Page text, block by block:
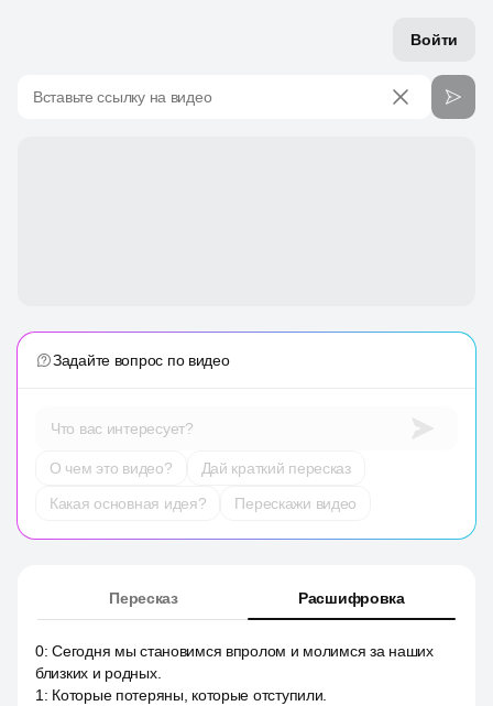
Войти
Вставьте ссылку на видео
Задайте вопрос по видео
Что вас интересует?
О чем это видео?
Дай краткий пересказ
Какая основная идея?
Перескажи видео
Пересказ Расшифровка
0:Сегодня мы становимся впролом и молимся за наших
близких и родных.
1 : Которые потеряны, которые отступили.